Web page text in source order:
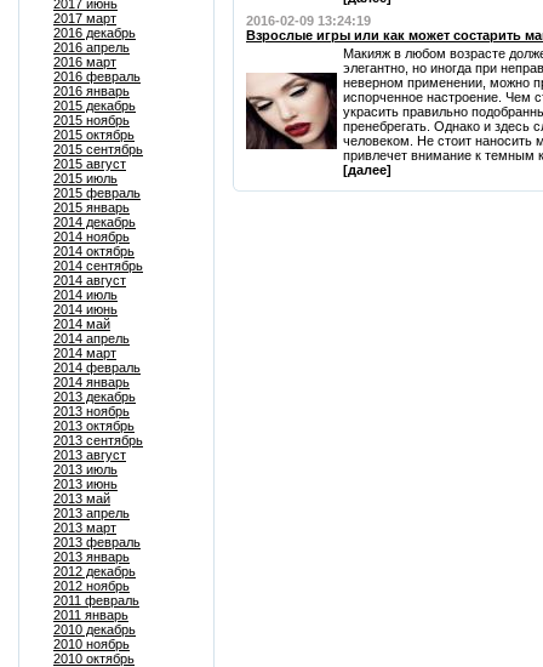
2017 июнь
2017 март
2016 декабрь
2016 апрель
2016 март
2016 февраль
2016 январь
2015 декабрь
2015 ноябрь
2015 октябрь
2015 сентябрь
2015 август
2015 июль
2015 февраль
2015 январь
2014 декабрь
2014 ноябрь
2014 октябрь
2014 сентябрь
2014 август
2014 июль
2014 июнь
2014 май
2014 апрель
2014 март
2014 февраль
2014 январь
2013 декабрь
2013 ноябрь
2013 октябрь
2013 сентябрь
2013 август
2013 июль
2013 июнь
2013 май
2013 апрель
2013 март
2013 февраль
2013 январь
2012 декабрь
2012 ноябрь
2011 февраль
2011 январь
2010 декабрь
2010 ноябрь
2010 октябрь
2016-02-09 13:24:19
Взрослые игры или как может состарить
Макияж в любом возрасте
элегантно, но иногда при
неверном применении, можно
испорченное настроение. Чем
украсить правильно
пренебрегать. Однако и здесь
человеком. Не стоит наносить
привлечет внимание к темным
[далее]